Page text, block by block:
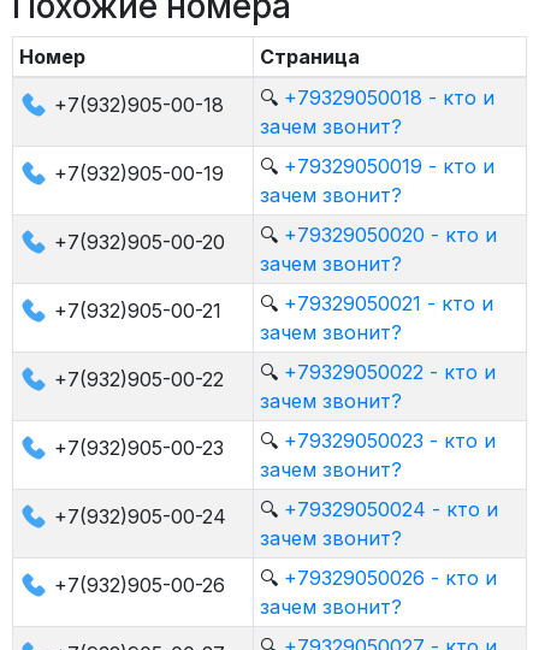
Номер
Страница
+7(932)905-00-18
🔍 +79329050018 - кто и
зачем звонит?
+7(932)905-00-19
🔍 +79329050019 - кто и
зачем звонит?
+7(932)905-00-20
🔍 +79329050020 - кто и
зачем звонит?
+7(932)905-00-21
🔍 +79329050021 - кто и
зачем звонит?
+7(932)905-00-22
🔍 +79329050022 - кто и
зачем звонит?
+7(932)905-00-23
🔍 +79329050023 - кто и
зачем звонит?
+7(932)905-00-24
🔍 +79329050024 - кто и
зачем звонит?
+7(932)905-00-26
🔍 +79329050026 - кто и
зачем звонит?